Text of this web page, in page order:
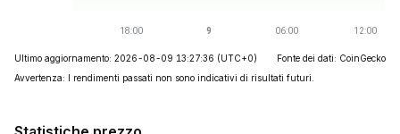
Ultimo aggiornamento: 2026-08-09 13:27:36 (UTC+0)
Fonte dei dati: CoinGecko
Avvertenza: I rendimenti passati non sono indicativi di risultati futuri.